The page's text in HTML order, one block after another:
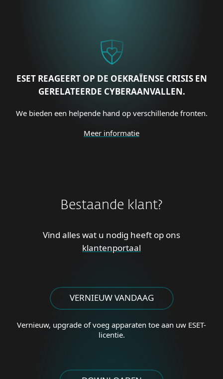
ESET REAGEERT OP DE OEKRAÏENSE CRISIS EN
GERELATEERDE CYBERAANVALLEN.
We bieden een helpende hand op verschillende fronten.
Meer informatie
Bestaande klant?
Vind alles wat u nodig heeft op ons
klantenportaal
VERNIEUW VANDAAG
Vernieuw, upgrade of voeg apparaten toe aan uw ESET-
licentie.